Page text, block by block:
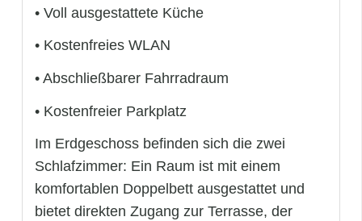
• Voll ausgestattete Küche
• Kostenfreies WLAN
• Abschließbarer Fahrradraum
• Kostenfreier Parkplatz
Im Erdgeschoss befinden sich die zwei
Schlafzimmer: Ein Raum ist mit einem
komfortablen Doppelbett ausgestattet und
bietet direkten Zugang zur Terrasse, der